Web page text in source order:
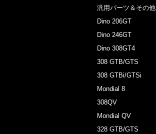
汎用パーツ＆その他
Dino 206GT
Dino 246GT
Dino 308GT4
308 GTB/GTS
308 GTBi/GTSi
Mondial 8
308QV
Mondial QV
328 GTB/GTS